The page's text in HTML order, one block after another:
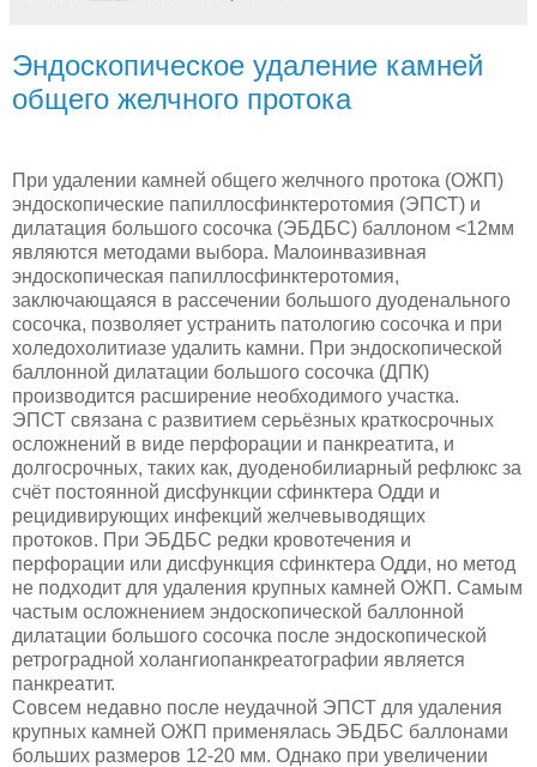
Эндоскопическое удаление камней
общего желчного протока
При удалении камней общего желчного протока (ОЖП)
эндоскопические папиллосфинктеротомия (ЭПСТ) и
дилатация большого сосочка (ЭБДБС) баллоном <12мм
являются методами выбора. Малоинвазивная
эндоскопическая папиллосфинктеротомия,
заключающаяся в рассечении большого дуоденального
сосочка, позволяет устранить патологию сосочка и при
холедохолитиазе удалить камни. При эндоскопической
баллонной дилатации большого сосочка (ДПК)
производится расширение необходимого участка.
ЭПСТ связана с развитием серьёзных краткосрочных
осложнений в виде перфорации и панкреатита, и
долгосрочных, таких как, дуоденобилиарный рефлюкс за
счёт постоянной дисфункции сфинктера Одди и
рецидивирующих инфекций желчевыводящих
протоков. При ЭБДБС редки кровотечения и
перфорации или дисфункция сфинктера Одди, но метод
не подходит для удаления крупных камней ОЖП. Самым
частым осложнением эндоскопической баллонной
дилатации большого сосочка после эндоскопической
ретроградной холангиопанкреатографии является
панкреатит.
Совсем недавно после неудачной ЭПСТ для удаления
крупных камней ОЖП применялась ЭБДБС баллонами
больших размеров 12-20 мм. Однако при увеличении